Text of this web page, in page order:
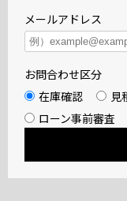
メールアドレス
お問合わせ区分
在庫確認
見
ローン事前審査